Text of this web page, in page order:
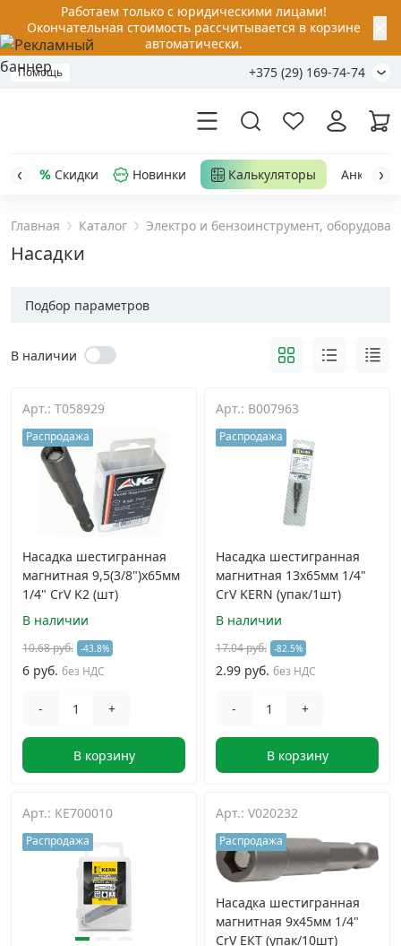
Работаем только с юридическими лицами!
Окончательная стоимость рассчитывается в корзине
автоматически.
Помощь +375 (29) 169-74-74
Акции
Дюбельная техника
Кабельный крепеж
Строительный инструмент и инвентарь
Заклепки ›
Химический крепеж
Хомуты и шуруп-шпильки ›
Грузовой крепеж ›
Комплекты и наборы крепежа
Скидки Новинки Калькуляторы Анкер-
Главная Каталог Электро и бензоинструмент,
Насадки
Подбор параметров
В наличии
Арт.: T058929
Распродажа
Насадка шестигранная
магнитная 9,5(3/8")x65мм
1/4" CrV K2 (шт)
В наличии
10.68 руб. -43.8%
6 руб. без НДС
- +
В корзину
Арт.: B007963
Распродажа
Насадка шестигранная
магнитная 13х65мм 1/4"
CrV KERN (упак/1шт)
В наличии
17.04 руб. -82.5%
2.99 руб. без НДС
- +
В корзину
Арт.: KE700010
Распродажа
Арт.: V020232
Распродажа
Насадка шестигранная
магнитная 9х45мм 1/4"
CrV ЕКТ (упак/10шт)